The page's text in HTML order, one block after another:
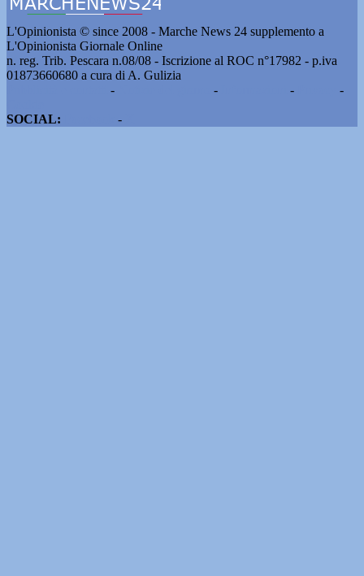
L'Opinionista © since 2008 - Marche News 24 supplemento a
L'Opinionista Giornale Online
n. reg. Trib. Pescara n.08/08 - Iscrizione al ROC n°17982 - p.iva
01873660680 a cura di A. Gulizia
- - -
-
SOCIAL:
-